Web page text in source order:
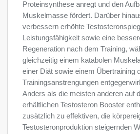
Proteinsynthese anregt und den
Muskelmasse fördert. Darüber
verbessern erhöhte
Leistungsfähigkeit sowie eine
Regeneration nach dem Training,
gleichzeitig einem katabolen
einer Diät sowie einem Übertraining
Trainingsanstrengungen
Anders als die meisten anderen auf
erhältlichen Testosteron Booster
zusätzlich zu effektiven, die
Testosteronproduktion steigernden